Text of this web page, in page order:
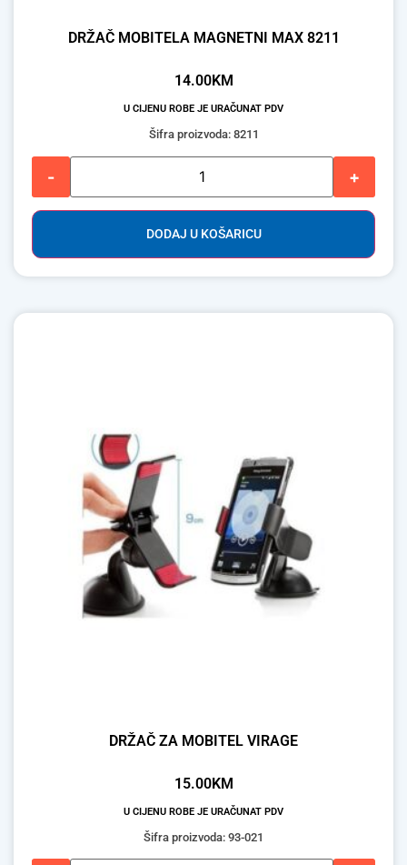
DRŽAČ MOBITELA MAGNETNI MAX 8211
14.00KM
U CIJENU ROBE JE URAČUNAT PDV
Šifra proizvoda: 8211
- +
DODAJ U KOŠARICU
DRŽAČ ZA MOBITEL VIRAGE
15.00KM
U CIJENU ROBE JE URAČUNAT PDV
Šifra proizvoda: 93-021